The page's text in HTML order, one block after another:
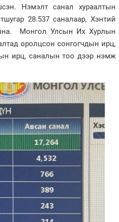
Нэмэлт санал хураалтын
28.537 саналаар, Хэнтий
Монгол Улсын Их Хурлын
оролцсон сонгогчдын ирц,
ирц, саналын тоо дээр нэмж